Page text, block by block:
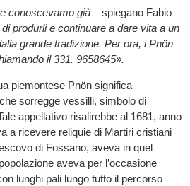
conoscevamo già – spiegano Fabio
produrli e continuare a dare vita a un
grande tradizione. Per ora, i Pnön
il 331. 9658645».
piemontese Pnön significa
sorregge vessilli, simbolo di
appellativo risalirebbe al 1681, anno
a ricevere reliquie di Martiri cristiani
di Fossano, aveva in quel
aveva per l’occasione
lunghi pali lungo tutto il percorso